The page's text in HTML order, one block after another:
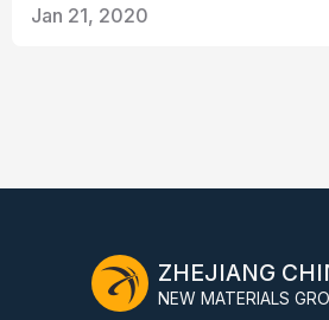
Jan 21, 2020
ZHEJIANG
NEW MATERIALS